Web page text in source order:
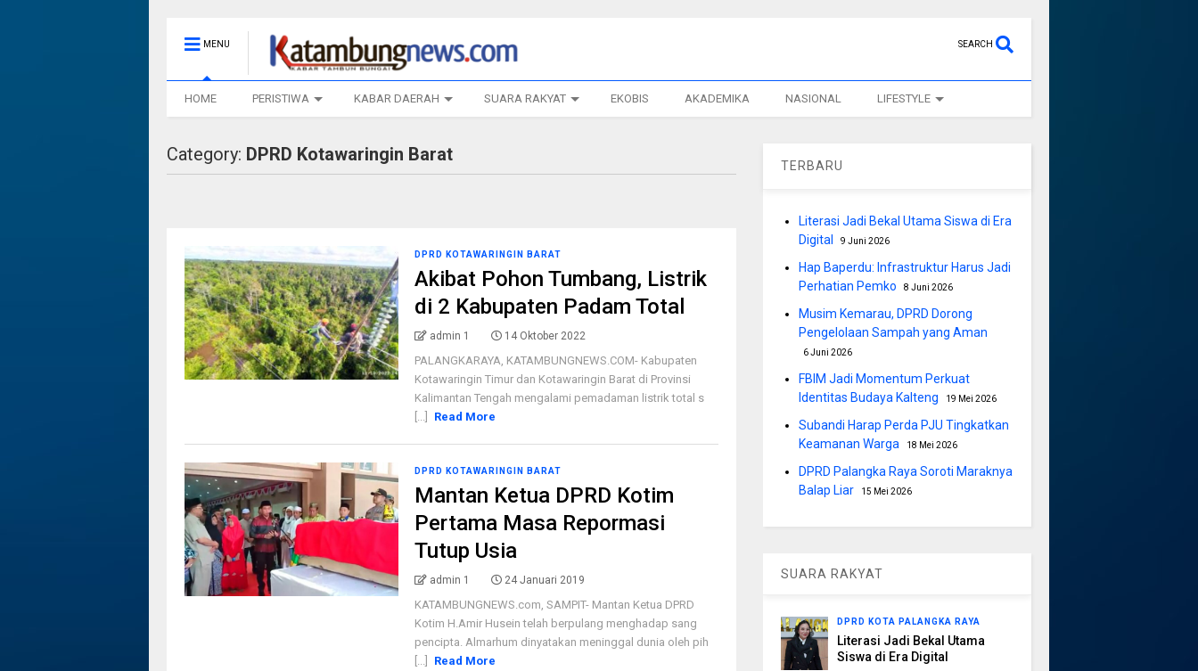
MENU SEARCH
HOME PERISTIWA KABAR DAERAH SUARA RAKYAT EKOBIS AKADEMIKA NASIONAL LIFESTYLE
Category: DPRD Kotawaringin Barat
DPRD KOTAWARINGIN BARAT
Akibat Pohon Tumbang, Listrik
di 2 Kabupaten Padam Total
admin 1 14 Oktober 2022
PALANGKARAYA, KATAMBUNGNEWS.COM- Kabupaten
Kotawaringin Timur dan Kotawaringin Barat di Provinsi
Kalimantan Tengah mengalami pemadaman listrik total s
[...]
Read More
DPRD KOTAWARINGIN BARAT
Mantan Ketua DPRD Kotim
Pertama Masa Repormasi
Tutup Usia
admin 1 24 Januari 2019
KATAMBUNGNEWS.com, SAMPIT- Mantan Ketua DPRD
Kotim H.Amir Husein telah berpulang menghadap sang
pencipta. Almarhum dinyatakan meninggal dunia oleh pih
[...]
Read More
TERBARU
Literasi Jadi Bekal Utama Siswa di Era
Digital
9 Juni 2026
Hap Baperdu: Infrastruktur Harus Jadi
Perhatian Pemko
8 Juni 2026
Musim Kemarau, DPRD Dorong
Pengelolaan Sampah yang Aman
6 Juni 2026
FBIM Jadi Momentum Perkuat
Identitas Budaya Kalteng
19 Mei 2026
Subandi Harap Perda PJU Tingkatkan
Keamanan Warga
18 Mei 2026
DPRD Palangka Raya Soroti Maraknya
Balap Liar
15 Mei 2026
SUARA RAKYAT
DPRD KOTA PALANGKA RAYA
Literasi Jadi Bekal Utama
Siswa di Era Digital